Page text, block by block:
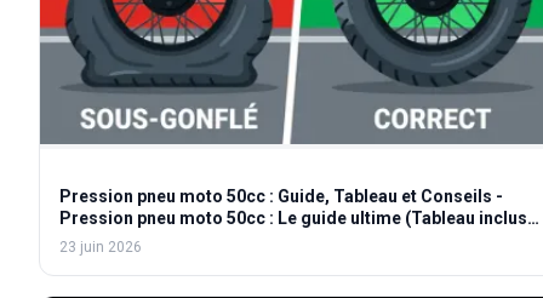
Pression pneu moto 50cc : Guide, Tableau et Conseils -
Pression pneu moto 50cc : Le guide ultime (Tableau inclus)
- Quelle pression pour votre pneu moto 50cc ? Nos conseils
23 juin 2026